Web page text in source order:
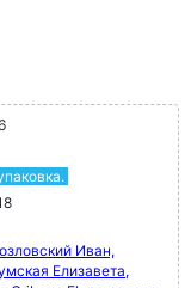
Иван,
Елизавета,